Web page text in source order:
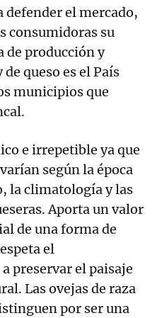
defender el mercado,
consumidoras su
de producción y
queso es el País
municipios que
e irrepetible ya que
según la época
la climatología y las
Aporta un valor
de una forma de
el
preservar el paisaje
Las ovejas de raza
por ser una